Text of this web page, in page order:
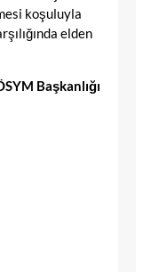
koşuluyla
elden
Başkanlığı